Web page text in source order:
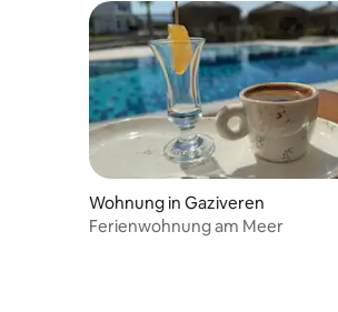
Wohnung in Gaziveren
Ferienwohnung am Meer